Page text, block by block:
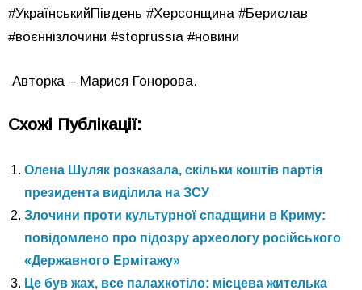
#УкраїнськийПівдень #Херсонщина #Берислав
#воєннізлочини #stoprussia #новини
Авторка – Марися Гонорова.
Схожі Публікації:
Олена Шуляк розказала, скільки коштів партія
президента виділила на ЗСУ
Злочини проти культурної спадщини в Криму:
повідомлено про підозру археологу російського
«Державного Ермітажу»
Це був жах, все палахкотіло: місцева жителька